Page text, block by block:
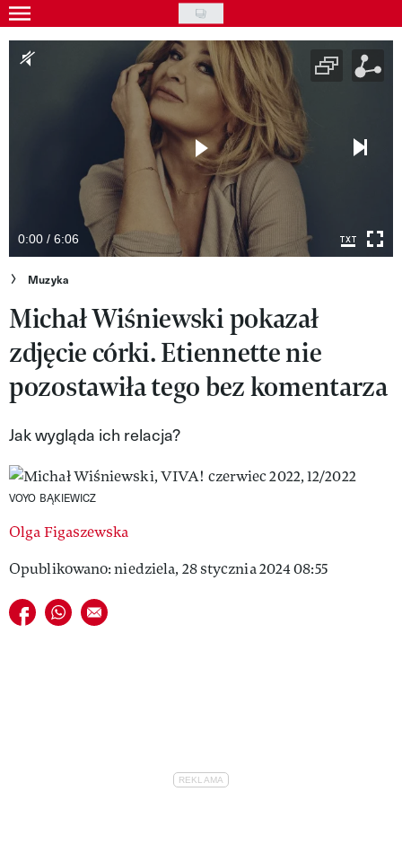
Skip
to
main
Gwiazdy
Kultura
Wideo
Nasze akcje
VIVA!ART
VIVA!MODA
VIVA!PEOPLE POWER
VIVA!ITAKA
MAGAZYN VIVA!
0:00 / 6:06
Muzyka
Michał Wiśniewski pokazał
zdjęcie córki. Etiennette nie
pozostawiła tego bez komentarza
Jak wygląda ich relacja?
VOYO BĄKIEWICZ
Olga Figaszewska
Opublikowano: niedziela, 28 stycznia 2024 08:55
Udostępnij na facebook
Udostępnij na whatsapp
E-mail do przyjaciela